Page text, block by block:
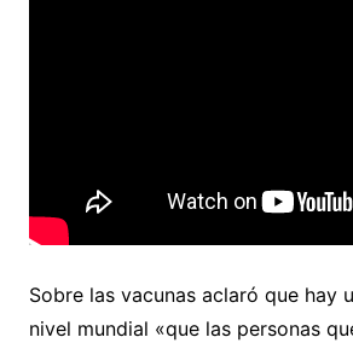
Sobre las vacunas aclaró que hay
nivel mundial «que las personas